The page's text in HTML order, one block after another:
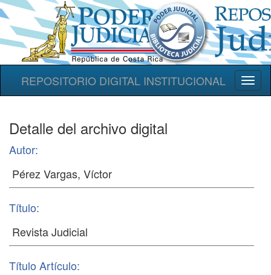
REPOSITORIO DIGITAL INSTITUCIONAL
Detalle del archivo digital
Autor:
Título:
Título Artículo: